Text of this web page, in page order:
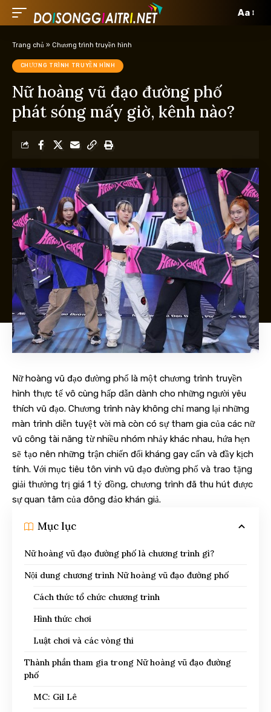
Aa
Trang chủ » Chương trình truyền hình
CHƯƠNG TRÌNH TRUYỀN HÌNH
Nữ hoàng vũ đạo đường phố
phát sóng mấy giờ, kênh nào?
Nữ hoàng vũ đạo đường phố là một chương trình truyền
hình thực tế vô cùng hấp dẫn dành cho những người yêu
thích vũ đạo. Chương trình này không chỉ mang lại những
màn trình diễn tuyệt vời mà còn có sự tham gia của các nữ
vũ công tài năng từ nhiều nhóm nhảy khác nhau, hứa hẹn
sẽ tạo nên những trận chiến đối kháng gay cấn và đầy kịch
tính. Với mục tiêu tôn vinh vũ đạo đường phố và trao tặng
giải thưởng trị giá 1 tỷ đồng, chương trình đã thu hút được
sự quan tâm của đông đảo khán giả.
Mục lục
Nữ hoàng vũ đạo đường phố là chương trình gì?
Nội dung chương trình Nữ hoàng vũ đạo đường phố
Cách thức tổ chức chương trình
Hình thức chơi
Luật chơi và các vòng thi
Thành phần tham gia trong Nữ hoàng vũ đạo đường
phố
MC: Gil Lê